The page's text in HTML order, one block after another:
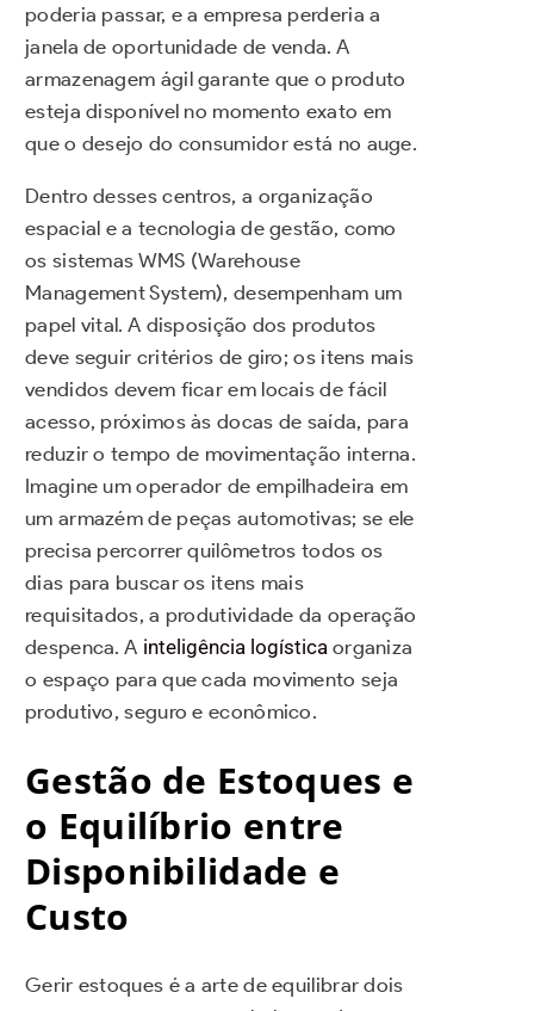
poderia passar, e a empresa perderia a
janela de oportunidade de venda. A
armazenagem ágil garante que o produto
esteja disponível no momento exato em
que o desejo do consumidor está no auge.
Dentro desses centros, a organização
espacial e a tecnologia de gestão, como
os sistemas WMS (Warehouse
Management System), desempenham um
papel vital. A disposição dos produtos
deve seguir critérios de giro; os itens mais
vendidos devem ficar em locais de fácil
acesso, próximos às docas de saída, para
reduzir o tempo de movimentação interna.
Imagine um operador de empilhadeira em
um armazém de peças automotivas; se ele
precisa percorrer quilômetros todos os
dias para buscar os itens mais
requisitados, a produtividade da operação
despenca. A inteligência logística organiza
o espaço para que cada movimento seja
produtivo, seguro e econômico.
Gestão de Estoques e
o Equilíbrio entre
Disponibilidade e
Custo
Gerir estoques é a arte de equilibrar dois